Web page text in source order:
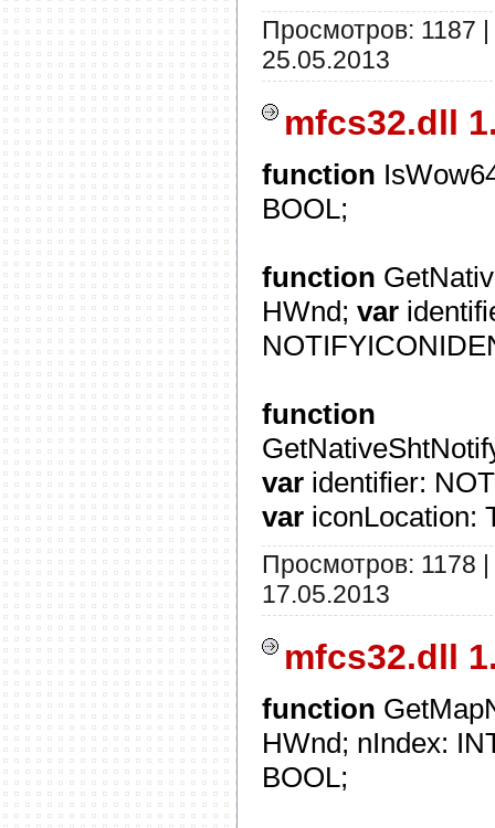
Просмотров: 1187
25.05.2013
mfcs32.dll
function
BOOL;
function
HWnd; var
function
var identifier:
var iconLocation:
Просмотров: 1178
17.05.2013
mfcs32.dll
function
HWnd; nIndex:
BOOL;